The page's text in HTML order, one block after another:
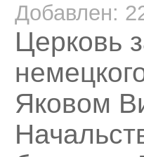
Добавлен:
Церковь
Яковом